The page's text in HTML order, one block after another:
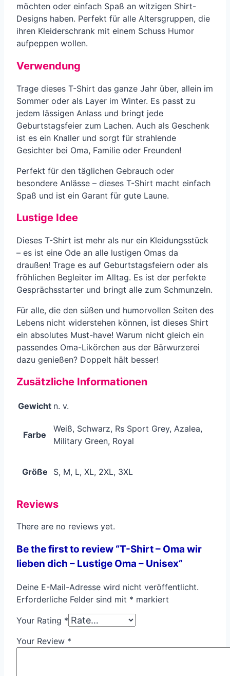
möchten oder einfach Spaß an witzigen Shirt-
Designs haben. Perfekt für alle Altersgruppen, die
ihren Kleiderschrank mit einem Schuss Humor
aufpeppen wollen.
Verwendung
Trage dieses T-Shirt das ganze Jahr über, allein im
Sommer oder als Layer im Winter. Es passt zu
jedem lässigen Anlass und bringt jede
Geburtstagsfeier zum Lachen. Auch als Geschenk
ist es ein Knaller und sorgt für strahlende
Gesichter bei Oma, Familie oder Freunden!
Perfekt für den täglichen Gebrauch oder
besondere Anlässe – dieses T-Shirt macht einfach
Spaß und ist ein Garant für gute Laune.
Lustige Idee
Dieses T-Shirt ist mehr als nur ein Kleidungsstück
– es ist eine Ode an alle lustigen Omas da
draußen! Trage es auf Geburtstagsfeiern oder als
fröhlichen Begleiter im Alltag. Es ist der perfekte
Gesprächsstarter und bringt alle zum Schmunzeln.
Für alle, die den süßen und humorvollen Seiten des
Lebens nicht widerstehen können, ist dieses Shirt
ein absolutes Must-have! Warum nicht gleich ein
passendes Oma-Likörchen aus der Bärwurzerei
dazu genießen? Doppelt hält besser!
Zusätzliche Informationen
Gewicht n. v.
Farbe
Weiß, Schwarz, Rs Sport Grey, Azalea,
Military Green, Royal
Größe S, M, L, XL, 2XL, 3XL
Reviews
There are no reviews yet.
Be the first to review “T-Shirt – Oma wir
lieben dich – Lustige Oma – Unisex”
Deine E-Mail-Adresse wird nicht veröffentlicht.
Erforderliche Felder sind mit * markiert
Your Rating *
Your Review *